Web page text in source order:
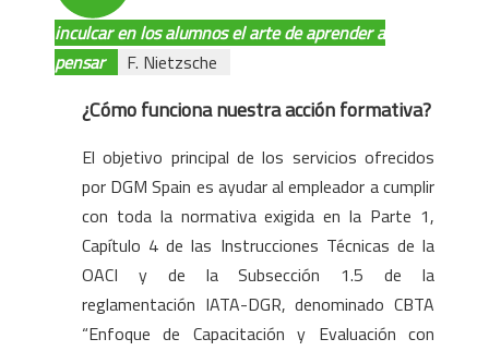
inculcar en los alumnos el arte de aprender a
pensar
F. Nietzsche
¿Cómo funciona nuestra acción formativa?
El objetivo principal de los servicios ofrecidos
por DGM Spain es ayudar al empleador a cumplir
con toda la normativa exigida en la Parte 1,
Capítulo 4 de las Instrucciones Técnicas de la
OACI y de la Subsección 1.5 de la
reglamentación IATA-DGR, denominado CBTA
“Enfoque de Capacitación y Evaluación con